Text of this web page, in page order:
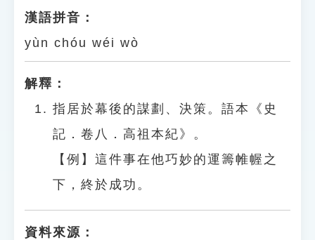
貓頭鷹博士
漢語拼音：
yùn chóu wéi wò
解釋：
指居於幕後的謀劃、決策。語本《史
記．卷八．高祖本紀》。
【例】這件事在他巧妙的運籌帷幄之
下，終於成功。
資料來源：